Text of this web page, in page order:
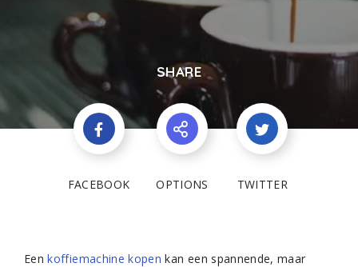
SHARE
FACEBOOK OPTIONS TWITTER
Eenkoffiemachine kopen kan een spannende, maar